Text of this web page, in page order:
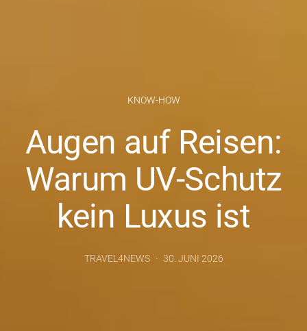
KNOW-HOW
Augen auf Reisen:
Warum UV-Schutz
kein Luxus ist
TRAVEL4NEWS 30. JUNI 2026